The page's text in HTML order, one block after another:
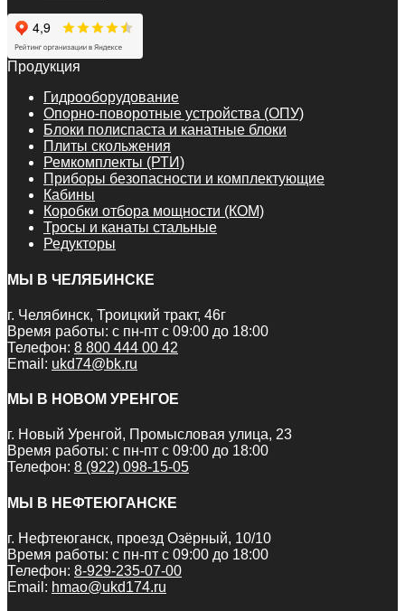
Продукция
Гидрооборудование
Опорно-поворотные устройства (ОПУ)
Блоки полиспаста и канатные блоки
Плиты скольжения
Ремкомплекты (РТИ)
Приборы безопасности и комплектующие
Кабины
Коробки отбора мощности (КОМ)
Тросы и канаты стальные
Редукторы
МЫ В ЧЕЛЯБИНСКЕ
г. Челябинск, Троицкий тракт, 46г
Время работы: с пн-пт с 09:00 до 18:00
Телефон: 8 800 444 00 42
Email: ukd74@bk.ru
МЫ В НОВОМ УРЕНГОЕ
г. Новый Уренгой, Промысловая улица, 23
Время работы: с пн-пт с 09:00 до 18:00
Телефон: 8 (922) 098-15-05
МЫ В НЕФТЕЮГАНСКЕ
г. Нефтеюганск, проезд Озёрный, 10/10
Время работы: с пн-пт с 09:00 до 18:00
Телефон: 8-929-235-07-00
Email: hmao@ukd174.ru